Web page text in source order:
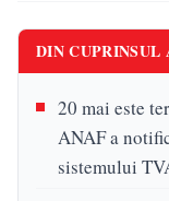
DIN
20 mai este
ANAF a
sistemului